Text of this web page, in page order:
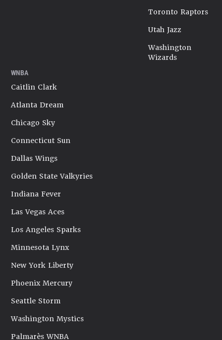
Toronto Raptors
Utah Jazz
Washington
Wizards
WNBA
Caitlin Clark
Atlanta Dream
Chicago Sky
Connecticut Sun
Dallas Wings
Golden State Valkyries
Indiana Fever
Las Vegas Aces
Los Angeles Sparks
Minnesota Lynx
New York Liberty
Phoenix Mercury
Seattle Storm
Washington Mystics
Palmarès WNBA